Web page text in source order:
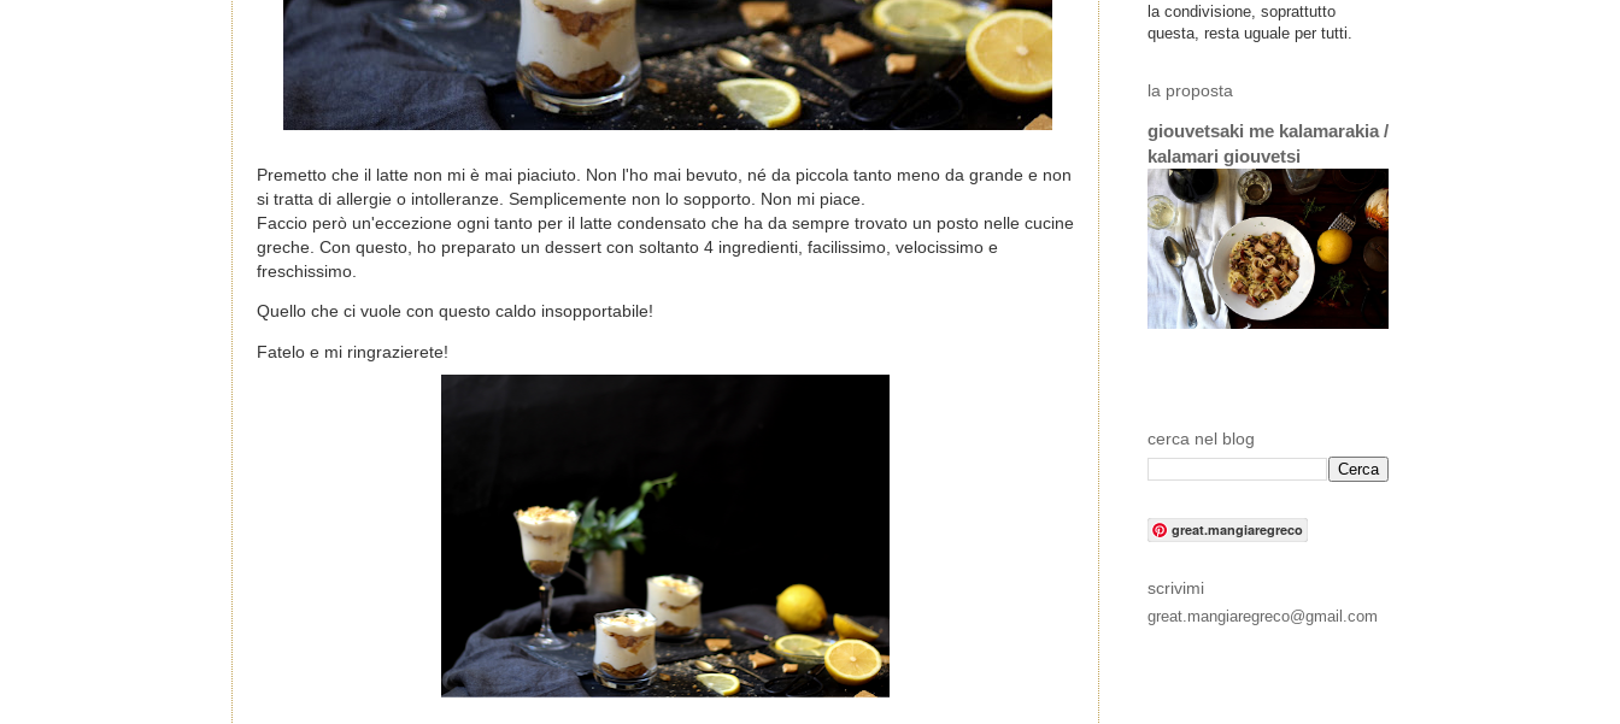
Premetto che il latte non mi è mai piaciuto. Non l'ho mai bevuto, né da piccola tanto meno da grande e non
si tratta di allergie o intolleranze. Semplicemente non lo sopporto. Non mi piace.
Faccio però un'eccezione ogni tanto per il latte condensato che ha da sempre trovato un posto nelle cucine
greche. Con questo, ho preparato un dessert con soltanto 4 ingredienti, facilissimo, velocissimo e
freschissimo.
Quello che ci vuole con questo caldo insopportabile!
Fatelo e mi ringrazierete!
la condivisione, soprattutto
questa, resta uguale per tutti.
la proposta
giouvetsaki me kalamarakia /
kalamari giouvetsi
cerca nel blog
great.mangiaregreco
scrivimi
great.mangiaregreco@gmail.com